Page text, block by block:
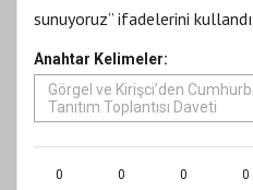
sunuyoruz” ifadelerini
Anahtar Kelimeler:
Görgel ve Kirişci’den
Tanıtım Toplantısı Daveti
0 0 0 0